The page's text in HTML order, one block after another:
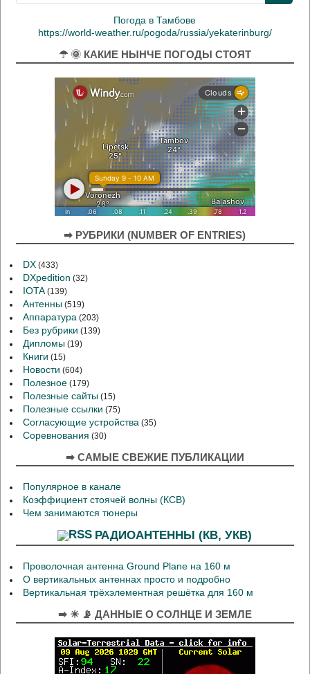
Погода в Тамбове
https://world-weather.ru/pogoda/russia/yekaterinburg/
☂ 🌞 КАКИЕ НЫНЧЕ ПОГОДЫ СТОЯТ
➡ РУБРИКИ (NUMBER OF ENTRIES)
DX (433)
DXpedition (32)
IOTA(139)
Антенны (519)
Аппаратура (203)
Без рубрики (139)
Дипломы (19)
Книги (15)
Новости (604)
Полезное (179)
Полезные сайты (15)
Полезные ссылки (75)
Согласующие устройства (35)
Соревнования (30)
➡ САМЫЕ СВЕЖИЕ ПУБЛИКАЦИИ
Популярное в канале
Коэффициент стоячей волны (КСВ)
Чем занимаются тюнеры
РАДИОАНТЕННЫ (КВ, УКВ)
Проволочная антенна Ground Plane на 160 м
О вертикальных антеннах просто и подробно
Вертикальная трёхэлементная решётка для 160 м
➡ ☀ 📡 ДАННЫЕ О СОЛНЦЕ И ЗЕМЛЕ